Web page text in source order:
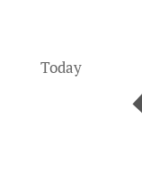
Today